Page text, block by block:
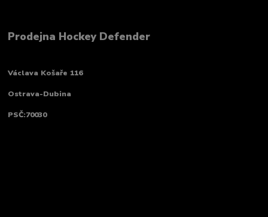
Prodejna Hockey Defender
Václava Košaře 116
Ostrava-Dubina
PSČ:70030